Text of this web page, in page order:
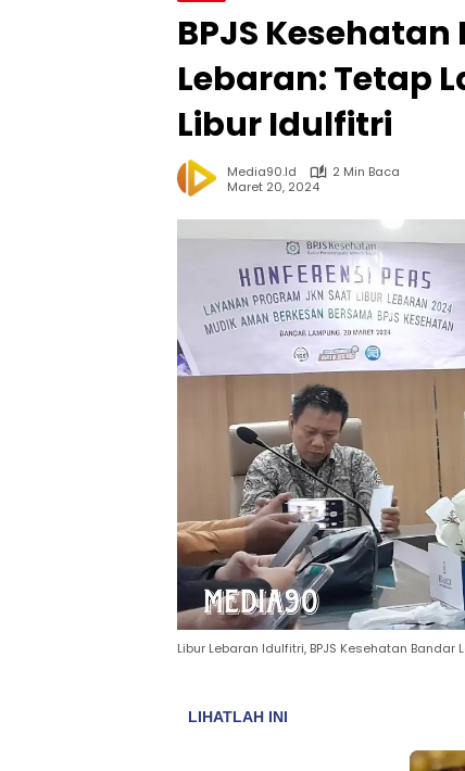
BPJS
Lebaran: Tetap
Libur Idulfitri
Media90.id
2 Min Baca
Maret 20, 2024
Libur Lebaran Idulfitri, BPJS Kesehatan